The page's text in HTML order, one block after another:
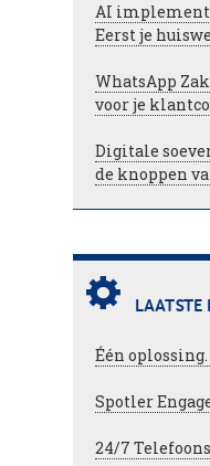
AI
Eerst je
WhatsApp
voor je
Digitale
de knoppen
LAATSTE
Één
Spotler
24/7